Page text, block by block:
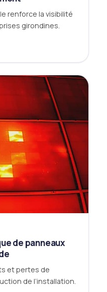
renforce la visibilité
girondines.
de panneaux
et pertes de
de l’installation.